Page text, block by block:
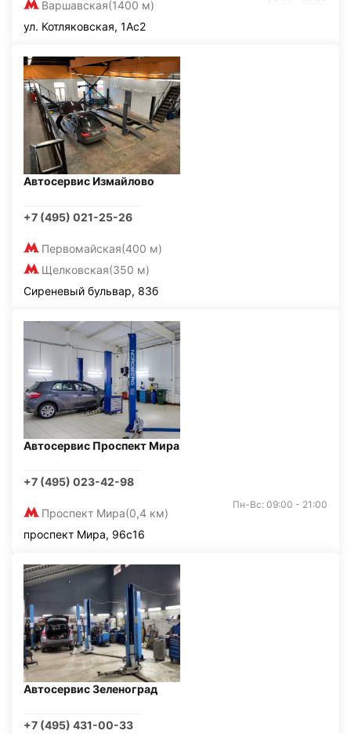
Варшавская(1400 м)
ул. Котляковская, 1Ас2
Автосервис Измайлово
+7 (495) 021-25-26
Первомайская(400 м)
Щелковская(350 м)
Сиреневый бульвар, 83б
Автосервис Проспект Мира
+7 (495) 023-42-98
Проспект Мира(0,4 км)
Пн-Вс: 09:00 - 21:00
проспект Мира, 96с16
Автосервис Зеленоград
+7 (495) 431-00-33